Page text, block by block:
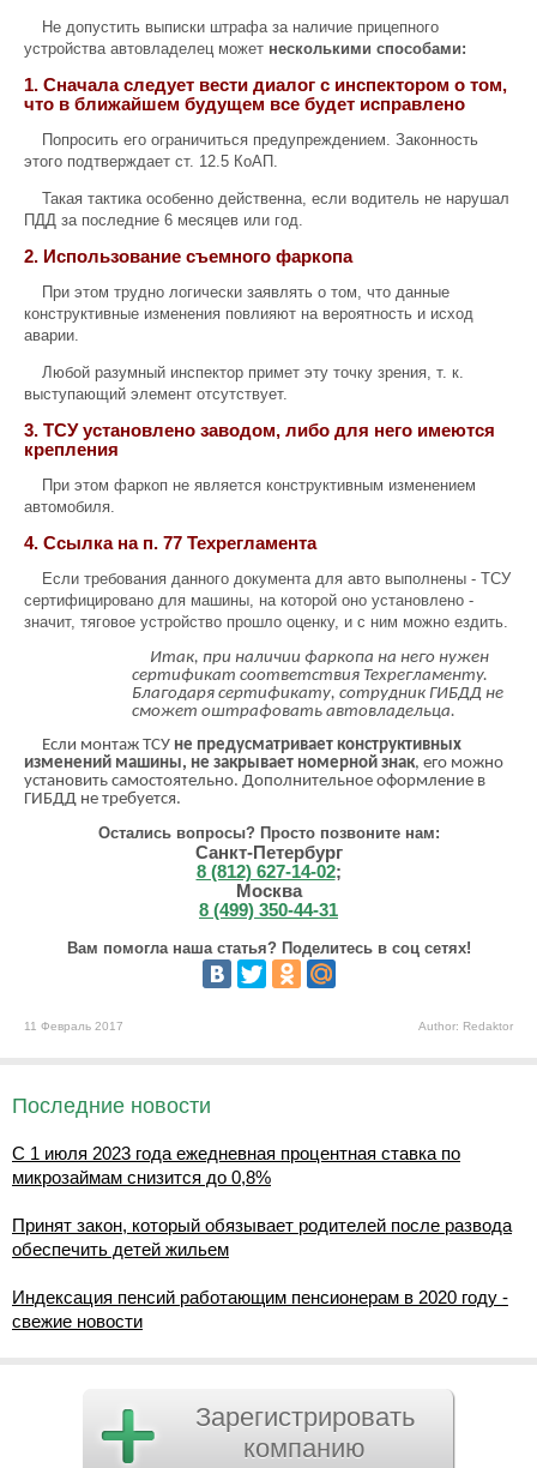
Не допустить выписки штрафа за наличие прицепного
устройства автовладелец может несколькими способами:
1. Сначала следует вести диалог с инспектором о том,
что в ближайшем будущем все будет исправлено
Попросить его ограничиться предупреждением. Законность
этого подтверждает ст. 12.5 КоАП.
Такая тактика особенно действенна, если водитель не нарушал
ПДД за последние 6 месяцев или год.
2. Использование съемного фаркопа
При этом трудно логически заявлять о том, что данные
конструктивные изменения повлияют на вероятность и исход
аварии.
Любой разумный инспектор примет эту точку зрения, т. к.
выступающий элемент отсутствует.
3. ТСУ установлено заводом, либо для него имеются
крепления
При этом фаркоп не является конструктивным изменением
автомобиля.
4. Ссылка на п. 77 Техрегламента
Если требования данного документа для авто выполнены - ТСУ
сертифицировано для машины, на которой оно установлено -
значит, тяговое устройство прошло оценку, и с ним можно ездить.
Итак, при наличии фаркопа на него нужен
сертификат соответствия Техрегламенту.
Благодаря сертификату, сотрудник ГИБДД не
сможет оштрафовать автовладельца.
Если монтаж ТСУ не предусматривает конструктивных
изменений машины, не закрывает номерной знак, его можно
установить самостоятельно. Дополнительное оформление в
ГИБДД не требуется.
Остались вопросы? Просто позвоните нам:
Санкт-Петербург
8 (812) 627-14-02;
Москва
8 (499) 350-44-31
Вам помогла наша статья? Поделитесь в соц сетях!
11 Февраль 2017 Author: Redaktor
Последние новости
С 1 июля 2023 года ежедневная процентная ставка по
микрозаймам снизится до 0,8%
Принят закон, который обязывает родителей после развода
обеспечить детей жильем
Индексация пенсий работающим пенсионерам в 2020 году -
свежие новости
Зарегистрировать
компанию